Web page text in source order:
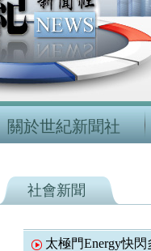
關於世紀新聞社
社會新聞
太極門Energy快